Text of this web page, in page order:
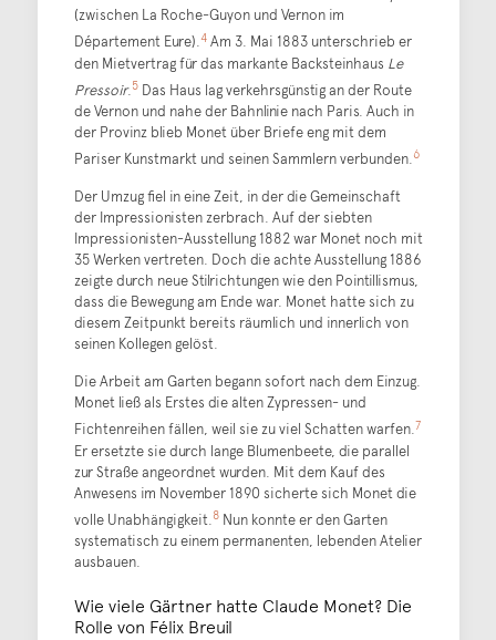
(zwischen La Roche-Guyon und Vernon im
Département Eure).4Am 3. Mai 1883 unterschrieb er
den Mietvertrag für das markante Backsteinhaus Le
Pressoir.5Das Haus lag verkehrsgünstig an der Route
de Vernon und nahe der Bahnlinie nach Paris. Auch in
der Provinz blieb Monet über Briefe eng mit dem
Pariser Kunstmarkt und seinen Sammlern verbunden.6
Der Umzug fiel in eine Zeit, in der die Gemeinschaft
der Impressionisten zerbrach. Auf der siebten
Impressionisten-Ausstellung 1882 war Monet noch mit
35 Werken vertreten. Doch die achte Ausstellung 1886
zeigte durch neue Stilrichtungen wie den Pointillismus,
dass die Bewegung am Ende war. Monet hatte sich zu
diesem Zeitpunkt bereits räumlich und innerlich von
seinen Kollegen gelöst.
Die Arbeit am Garten begann sofort nach dem Einzug.
Monet ließ als Erstes die alten Zypressen- und
Fichtenreihen fällen, weil sie zu viel Schatten warfen.7
Er ersetzte sie durch lange Blumenbeete, die parallel
zur Straße angeordnet wurden. Mit dem Kauf des
Anwesens im November 1890 sicherte sich Monet die
volle Unabhängigkeit.8Nun konnte er den Garten
systematisch zu einem permanenten, lebenden Atelier
ausbauen.
Wie viele Gärtner hatte Claude Monet? Die
Rolle von Félix Breuil